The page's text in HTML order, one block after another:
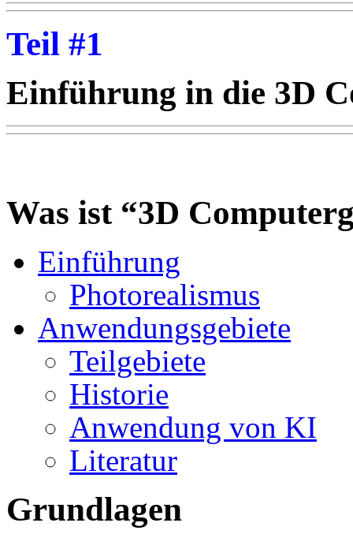
Teil #1
Einführung in die 3D
Was ist “3D
Einführung
Photorealismus
Anwendungsgebiete
Teilgebiete
Historie
Anwendung von KI
Literatur
Grundlagen